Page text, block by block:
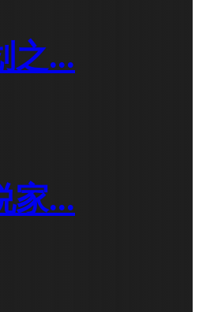
之...
家...